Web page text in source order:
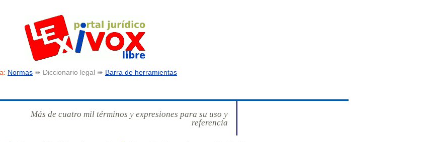
Normas ➠ Diccionario legal ➠ Barra de herramientas
Más de cuatro mil términos y expresiones para su uso y
referencia